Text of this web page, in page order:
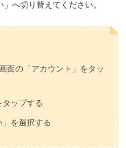
へ切り替えてください。
面の「アカウント」をタッ
タップする
」を選択する